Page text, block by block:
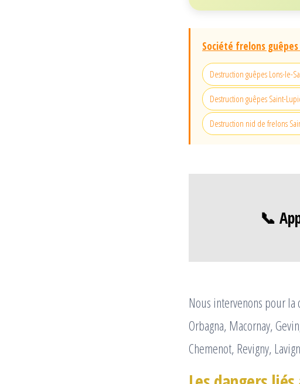
Société frelons
Destruction guêpes Lons-le-
Destruction guêpes Saint-
Destruction nid de frelons
📞
Nous intervenons pour
Orbagna, Macornay,
Chemenot, Revigny,